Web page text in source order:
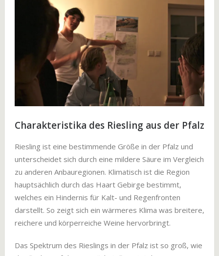
Charakteristika des Riesling aus der Pfalz
Riesling ist eine bestimmende Größe in der Pfalz und
unterscheidet sich durch eine mildere Säure im Vergleich
zu anderen Anbauregionen. Klimatisch ist die Region
hauptsächlich durch das Haart Gebirge bestimmt,
welches ein Hindernis für Kalt- und Regenfronten
darstellt. So zeigt sich ein wärmeres Klima was breitere,
reichere und körperreiche Weine hervorbringt.
Das Spektrum des Rieslings in der Pfalz ist so groß, wie